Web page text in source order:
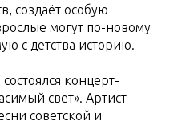
создаёт особую
могут по-новому
с детства историю.
концерт-
свет». Артист
советской и